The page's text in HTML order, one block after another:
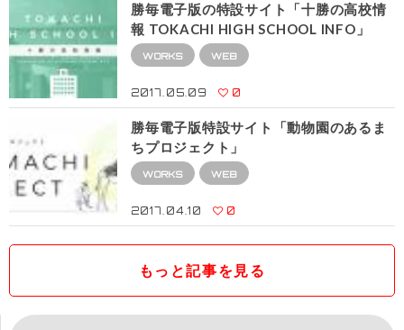
勝毎電子版の特設サイト「十勝の高校情
報 TOKACHI HIGH SCHOOL INFO」
WORKS WEB
2017.05.09 0
勝毎電子版特設サイト「動物園のあるま
ちプロジェクト」
WORKS WEB
2017.04.10 0
もっと記事を見る